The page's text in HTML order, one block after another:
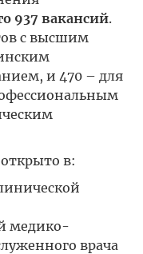
937 вакансий.
с высшим
и 470 – для
в:
медико-
врача